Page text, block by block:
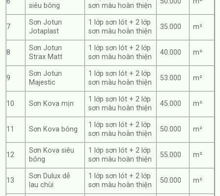
siêu bóng
sơn màu hoàn thiện
7
Sơn Jotun
Jotaplast
1 lớp sơn lót + 2 lớp
sơn màu hoàn thiện
35.000 m²
8
Sơn Jotun
Strax Matt
1 lớp sơn lót + 2 lớp
sơn màu hoàn thiện
40.000 m²
9
Sơn Jotun
Majestic
1 lớp sơn lót + 2 lớp
sơn màu hoàn thiện
53.000 m²
10 Sơn Kova mịn
1 lớp sơn lót + 2 lớp
sơn màu hoàn thiện
45.000 m²
11 Sơn Kova bóng
1 lớp sơn lót + 2 lớp
sơn màu hoàn thiện
50.000 m²
12
Sơn Kova siêu
bóng
1 lớp sơn lót + 2 lớp
sơn màu hoàn thiện
55.000 m²
13
Sơn Dulux dễ
lau chùi
1 lớp sơn lót + 2 lớp
sơn màu hoàn thiện
50.000 m²